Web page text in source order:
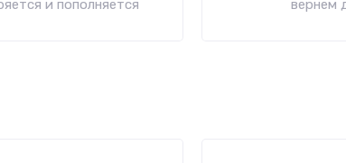
и пополняется
вернем